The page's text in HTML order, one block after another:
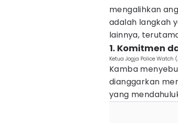
mengalihkan
adalah langkah
lainnya,
1. Komitmen
Ketua Jogja Police Watch
Kamba
dianggarkan
yang